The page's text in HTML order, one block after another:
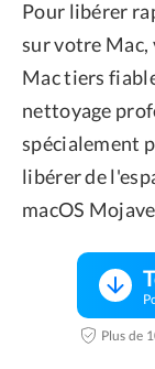
Pour libérer
sur votre Mac,
Mac tiers
nettoyage
spécialement
libérer de
macOS
Plus de